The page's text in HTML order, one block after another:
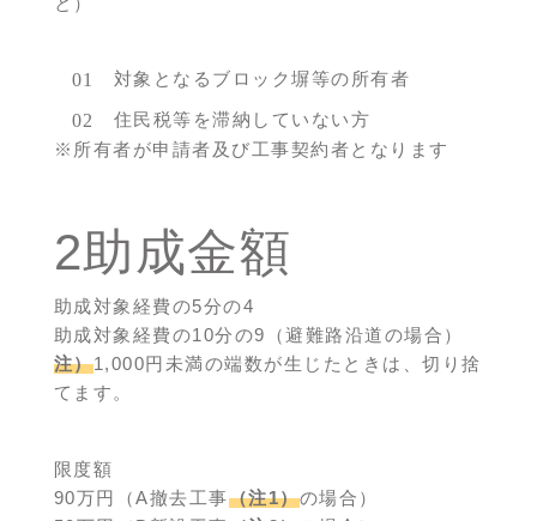
対象となるブロック塀等の所有者
住民税等を滞納していない方
※所有者が申請者及び工事契約者となります
2助成金額
助成対象経費の5分の4
助成対象経費の10分の9（避難路沿道の場合）
注）1,000円未満の端数が生じたときは、切り捨
てます。
限度額
90万円（A撤去工事（注1）の場合）